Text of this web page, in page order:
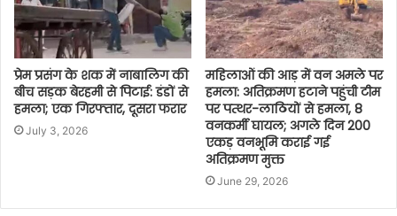
प्रेम प्रसंग के शक में नाबालिग की
बीच सड़क बेरहमी से पिटाई: डंडों से
हमला; एक गिरफ्तार, दूसरा फरार
July 3, 2026
महिलाओं की आड़ में वन अमले पर
हमला: अतिक्रमण हटाने पहुंची टीम
पर पत्थर-लाठियों से हमला, 8
वनकर्मी घायल; अगले दिन 200
एकड़ वनभूमि कराई गई
अतिक्रमण मुक्त
June 29, 2026